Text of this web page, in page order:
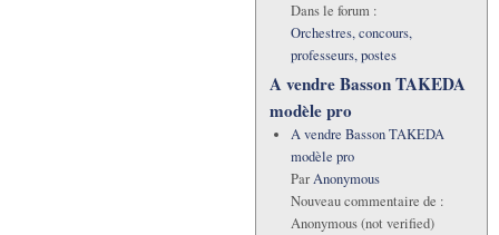
Dans le forum :
Orchestres, concours,
professeurs, postes
A vendre Basson TAKEDA
modèle pro
A vendre Basson TAKEDA
modèle pro
ParAnonymous
Nouveau commentaire de :
Anonymous (not verified)